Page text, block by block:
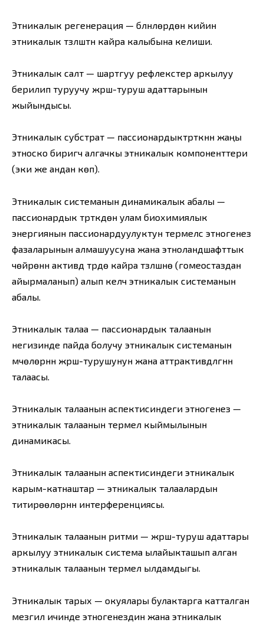
Этникалык регенерация — бүлүнүүлөрдөн кийин
этникалык түзүлүштүн кайра калыбына келиши.
Этникалык салт — шартгуу рефлекстер аркылуу
берилип туруучу жүрүш-туруш адаттарынын
жыйындысы.
Этникалык субстрат — пассионардыктүрткүнүн жаңы
этноско биригүүчү алгачкы этникалык компоненттери
(эки же андан көп).
Этникалык системанын динамикалык абалы —
пассионардык түрткүдөн улам биохимиялык
энергиянын пассионардуулуктун термелүүсү этногенез
фазаларынын алмашуусуна жана этноландшафттык
чөйрөнүн активдүү түрдө кайра түзүлүшүнө (гомеостаздан
айырмаланып) алып келүүчү этникалык системанын
абалы.
Этникалык талаа — пассионардык талаанын
негизинде пайда болучу этникалык системанын
мүчөлөрүнүн жүрүш-турушунун жана аттрактивдүүлүгүнүн
талаасы.
Этникалык талаанын аспектисиндеги этногенез —
этникалык талаанын термелүү кыймылынын
динамикасы.
Этникалык талаанын аспектисиндеги этникалык
карым-катнаштар — этникалык талаалардын
титирөөлөрүнүн интерференциясы.
Этникалык талаанын ритми — жүрүш-туруш адаттары
аркылуу этникалык система ылайыкташып алган
этникалык талаанын термелүү ылдамдыгы.
Этникалык тарых — окуялары булактарга катталган
мезгил ичинде этногенездин жана этникалык